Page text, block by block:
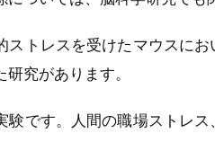
ストレスを受けたマウスに
究があります。
験です。人間の職場ストレ